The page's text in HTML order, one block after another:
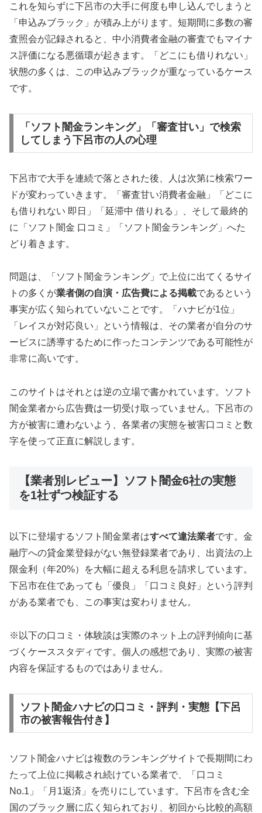
これを知らずに下呂市の大手に何度も申し込んでしまうと
「申込みブラック」が積み上がります。短期間に多数の審
査照会が記録されると、中小消費者金融の審査でもマイナ
ス評価になる悪循環が起きます。「どこにも借りれない」
状態の多くは、この申込みブラックが重なっているケース
です。
「ソフト闇金ランキング」「審査甘い」で検索
してしまう下呂市の人の心理
下呂市で大手を連続で落とされた後、人は次第に検索ワー
ドが変わっていきます。「審査甘い消費者金融」「どこに
も借りれない 即日」「延滞中 借りれる」、そして最終的
に「ソフト闇金 口コミ」「ソフト闇金ランキング」へた
どり着きます。
問題は、「ソフト闇金ランキング」で上位に出てくるサイ
トの多くが業者側の自演・広告費による掲載であるという
事実が広く知られていないことです。「ハナビが1位」
「レイスが対応良い」という情報は、その業者が自分のサ
ービスに誘導するために作ったコンテンツである可能性が
非常に高いです。
このサイトはそれとは逆の立場で書かれています。ソフト
闇金業者から広告費は一切受け取っていません。下呂市の
方が被害に遭わないよう、各業者の実態を被害口コミと数
字を使って正直に解説します。
【業者別レビュー】ソフト闇金6社の実態
を1社ずつ検証する
以下に登場するソフト闇金業者はすべて違法業者です。金
融庁への貸金業登録がない無登録業者であり、出資法の上
限金利（年20%）を大幅に超える利息を請求しています。
下呂市在住であっても「優良」「口コミ良好」という評判
がある業者でも、この事実は変わりません。
※以下の口コミ・体験談は実際のネット上の評判傾向に基
づくケーススタディです。個人の感想であり、実際の被害
内容を保証するものではありません。
ソフト闇金ハナビの口コミ・評判・実態【下呂
市の被害報告付き】
ソフト闇金ハナビは複数のランキングサイトで長期間にわ
たって上位に掲載され続けている業者で、「口コミ
No.1」「月1返済」を売りにしています。下呂市を含む全
国のブラック層に広く知られており、初回から比較的高額